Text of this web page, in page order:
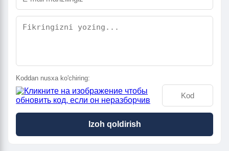
Koddan nusxa ko'chiring:
Izoh qoldirish